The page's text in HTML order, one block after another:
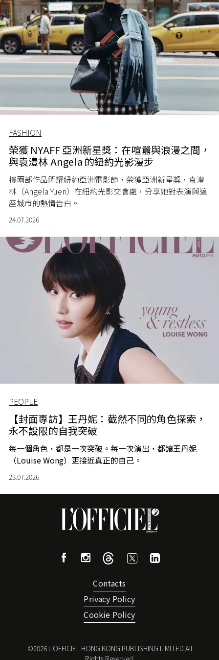
FASHION
榮獲 NYAFF 亞洲新星獎：在喧囂與浪漫之間，
與袁澧林 Angela 的紐約光影漫步
攜兩部作品閃耀紐約亞洲電影節，榮獲亞洲新星獎，袁澧
林（Angela Yuen）在紐約光影交會處，分享她對表演與這
座城市的熱情告白。
24.07.2026
PEOPLE
【封面專訪】王丹妮：截然不同的角色探索，
永不設限的自我突破
每一個角色，都是一次突破。每一次演出，都讓王丹妮
（Louise Wong）更接近真正的自己。
23.07.2026
Contacts
Privacy Policy
Cookie Policy
©2026L'OFFICIEL HONG KONG PUBLISHING LIMITED All